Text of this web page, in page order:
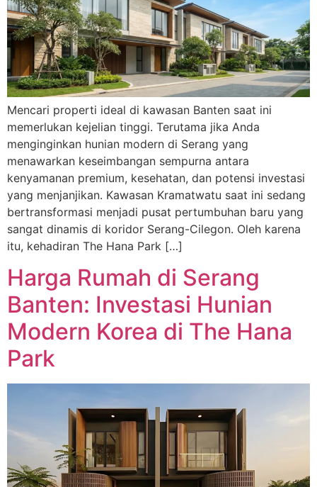
Mencari properti ideal di kawasan Banten saat ini
memerlukan kejelian tinggi. Terutama jika Anda
menginginkan hunian modern di Serang yang
menawarkan keseimbangan sempurna antara
kenyamanan premium, kesehatan, dan potensi investasi
yang menjanjikan. Kawasan Kramatwatu saat ini sedang
bertransformasi menjadi pusat pertumbuhan baru yang
sangat dinamis di koridor Serang-Cilegon. Oleh karena
itu, kehadiran The Hana Park […]
Harga Rumah di Serang
Banten: Investasi Hunian
Modern Korea di The Hana
Park